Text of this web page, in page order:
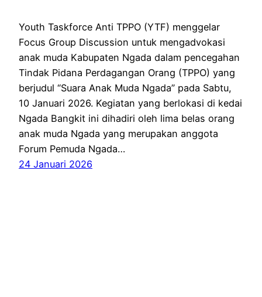
Youth Taskforce Anti TPPO (YTF) menggelar
Focus Group Discussion untuk mengadvokasi
anak muda Kabupaten Ngada dalam pencegahan
Tindak Pidana Perdagangan Orang (TPPO) yang
berjudul “Suara Anak Muda Ngada” pada Sabtu,
10 Januari 2026. Kegiatan yang berlokasi di kedai
Ngada Bangkit ini dihadiri oleh lima belas orang
anak muda Ngada yang merupakan anggota
Forum Pemuda Ngada…
24 Januari 2026